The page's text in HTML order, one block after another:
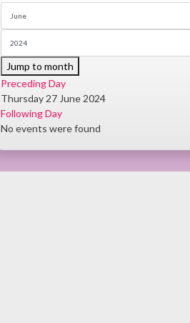
Jump to month
Preceding Day
Thursday 27 June 2024
Following Day
No events were found